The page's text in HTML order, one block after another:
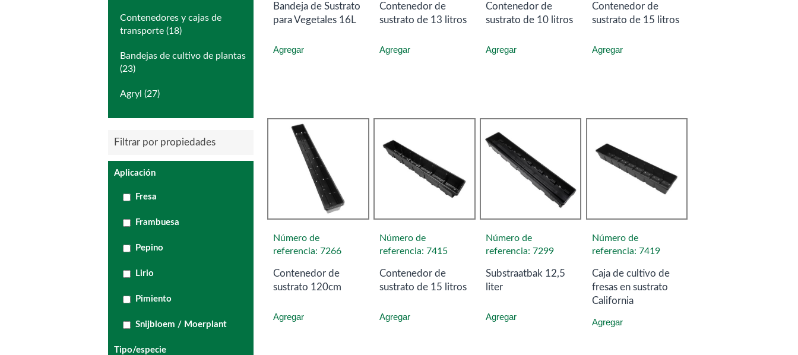
Contenedores y cajas de
transporte (18)
Bandejas de cultivo de plantas
(23)
Agryl (27)
Filtrar por propiedades
Aplicación
Fresa
Frambuesa
Pepino
Lirio
Pimiento
Snijbloem / Moerplant
Tipo/especie
Bandeja de Sustrato
para Vegetales 16L
Agregar
Contenedor de
sustrato de 13 litros
Agregar
Contenedor de
sustrato de 10 litros
Agregar
Contenedor de
sustrato de 15 litros
Agregar
Número de
referencia: 7266
Contenedor de
sustrato 120cm
Agregar
Número de
referencia: 7415
Contenedor de
sustrato de 15 litros
Agregar
Número de
referencia: 7299
Substraatbak 12,5
liter
Agregar
Número de
referencia: 7419
Caja de cultivo de
fresas en sustrato
California
Agregar